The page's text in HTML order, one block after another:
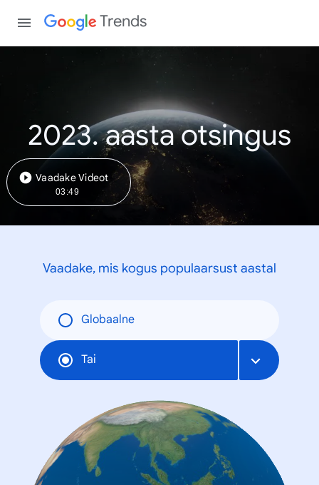
Trends
2023. aasta otsingus
Vaadake Videot
03:49
Vaadake, mis kogus populaarsust aastal
Globaalne
Tai